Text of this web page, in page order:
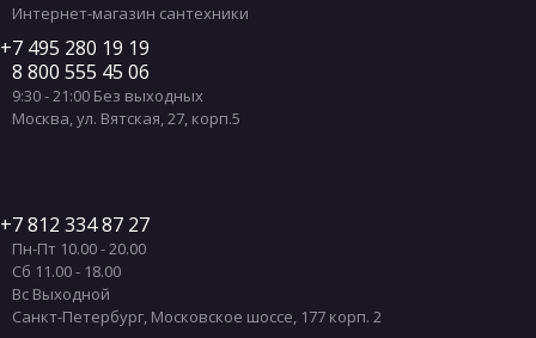
Интернет-магазин сантехники
7 495 280 19 19
8 800 555 45 06
9:30 - 21:00 Без выходных
Москва ул. Вятская, 27, корп.5
7 812 334 87 27
Пн-Пт 10.00 - 20.00
Сб 11.00 - 18.00
Вс Выходной
Санкт-Петербург Московское шоссе, 177 корп. 2